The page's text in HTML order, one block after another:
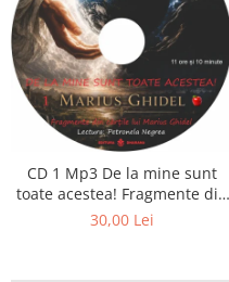
CD 1 Mp3 De la mine sunt
toate acestea! Fragmente din
cărțile lui Marius Ghidel
30,00 Lei